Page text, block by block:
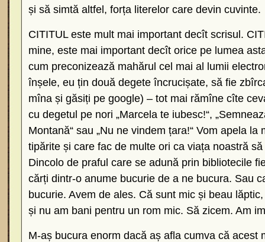
și să simtă altfel, forța literelor care devin cuvinte.
CITITUL este mult mai important decît scrisul.
mine, este mai important decît orice pe lumea
cum preconizează mahărul cel mai al lumii
înșele, eu țin două degete încrucișate, să fie
mîna și găsiți pe google) – tot mai rămîne cîte
cu degetul pe nori „Marcela te iubesc!“,
Montană“ sau „Nu ne vindem țara!“ Vom apela la
tipărite și care fac de multe ori ca viața noastră
Dincolo de praful care se adună prin bibliotecile
cărți dintr-o anume bucurie de a ne bucura. Sau
bucurie. Avem de ales. Că sunt mic și beau
și nu am bani pentru un rom mic. Să zicem. Am
M-aș bucura enorm dacă aș afla cumva că acest